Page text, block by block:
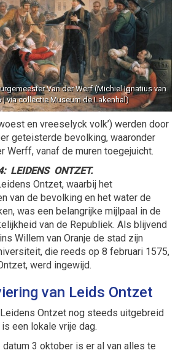
Van der Werf (Michiel Ignatius van
| via collectie Museum de Lakenhal)
en vreeselyck volk’) werden door
geteisterde bevolking, waaronder
Werff, vanaf de muren toegejuicht.
LEIDENS ONTZET.
Ontzet, waarbij het
van de bevolking en het water de
was een belangrijke mijlpaal in de
van de Republiek. Als blijvend
Willem van Oranje de stad zijn
die reeds op 8 februari 1575,
werd ingewijd.
van Leids Ontzet
Ontzet nog steeds uitgebreid
een lokale vrije dag.
datum 3 oktober is er al van alles te